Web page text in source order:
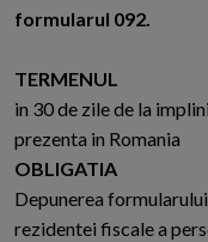
formularul 092.
TERMENUL
in 30 de zile de la
prezenta in Romania
OBLIGATIA
Depunerea
rezidentei fiscale a